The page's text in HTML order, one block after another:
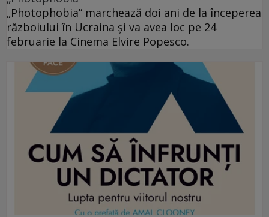
„Photophobia” marchează doi ani de la începerea
războiului în Ucraina și va avea loc pe 24
februarie la Cinema Elvire Popesco.